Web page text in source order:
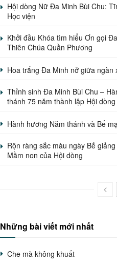
Hội dòng Nữ Đa Minh Bùi Chu:
Học viện
Khởi đầu Khóa tìm hiểu Ơn gọi
Thiên Chúa Quần Phương
Hoa trắng Đa Minh nở giữa ngàn
Thỉnh sinh Đa Minh Bùi Chu –
thánh 75 năm thành lập Hội dòng
Hành hương Năm thánh và Bế
Rộn ràng sắc màu ngày Bế
Mầm non của Hội dòng
Những bài viết mới nhất
Che mà không khuất